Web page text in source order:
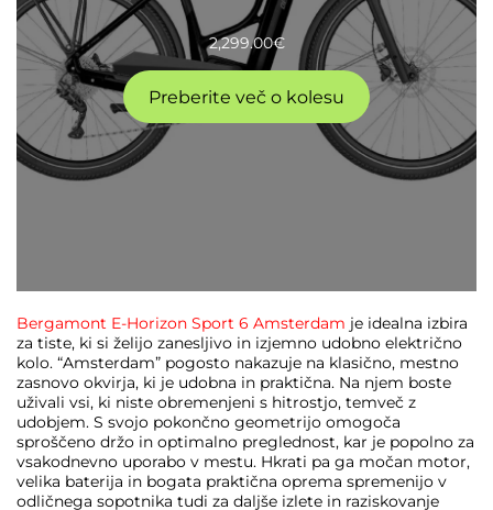
2,299.00€
Preberite več o kolesu
Bergamont E-Horizon Sport 6 Amsterdam je idealna izbira
za tiste, ki si želijo zanesljivo in izjemno udobno električno
kolo. “Amsterdam” pogosto nakazuje na klasično, mestno
zasnovo okvirja, ki je udobna in praktična. Na njem boste
uživali vsi, ki niste obremenjeni s hitrostjo, temveč z
udobjem. S svojo pokončno geometrijo omogoča
sproščeno držo in optimalno preglednost, kar je popolno za
vsakodnevno uporabo v mestu. Hkrati pa ga močan motor,
velika baterija in bogata praktična oprema spremenijo v
odličnega sopotnika tudi za daljše izlete in raziskovanje